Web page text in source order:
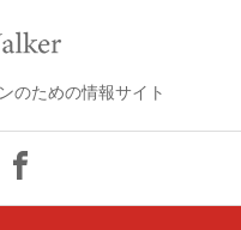
のための情報サイト